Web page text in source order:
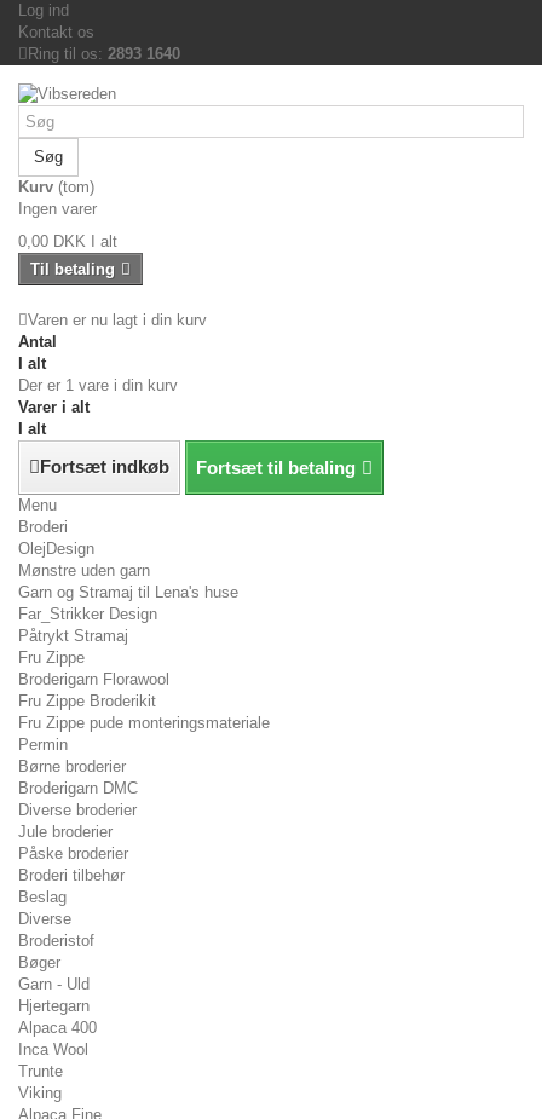
Log ind
Kontakt os
Ring til os: 2893 1640
Søg
Kurv (tom)
Ingen varer
0,00 DKK
I alt
Til betaling
Varen er nu lagt i din kurv
Antal
I alt
Der er 1 vare i din kurv
Varer i alt
I alt
Fortsæt indkøb Fortsæt til betaling
Menu
Broderi
OlejDesign
Mønstre uden garn
Garn og Stramaj til Lena's huse
Far_Strikker Design
Påtrykt Stramaj
Fru Zippe
Broderigarn Florawool
Fru Zippe Broderikit
Fru Zippe pude monteringsmateriale
Permin
Børne broderier
Broderigarn DMC
Diverse broderier
Jule broderier
Påske broderier
Broderi tilbehør
Beslag
Diverse
Broderistof
Bøger
Garn - Uld
Hjertegarn
Alpaca 400
Inca Wool
Trunte
Viking
Alpaca Fine